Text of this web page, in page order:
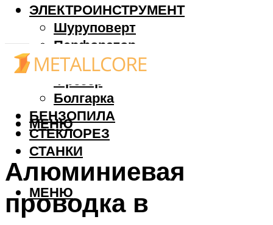
ЭЛЕКТРОИНСТРУМЕНТ
Шуруповерт
Перфоратор
Дрель
Фрезер
Болгарка
БЕНЗОПИЛА
СТЕКЛОРЕЗ
СТАНКИ
МЕНЮ
МЕНЮ
Алюминиевая
проводка в